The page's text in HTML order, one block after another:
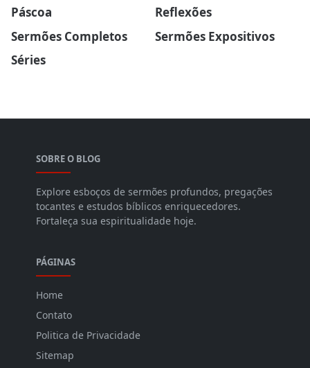
Páscoa
Reflexões
Sermões Completos
Sermões Expositivos
Séries
SOBRE O BLOG
Explore esboços de sermões profundos, pregações
tocantes e estudos bíblicos enriquecedores.
Fortaleça sua espiritualidade hoje.
PÁGINAS
Home
Contato
Politica de Privacidade
Sitemap